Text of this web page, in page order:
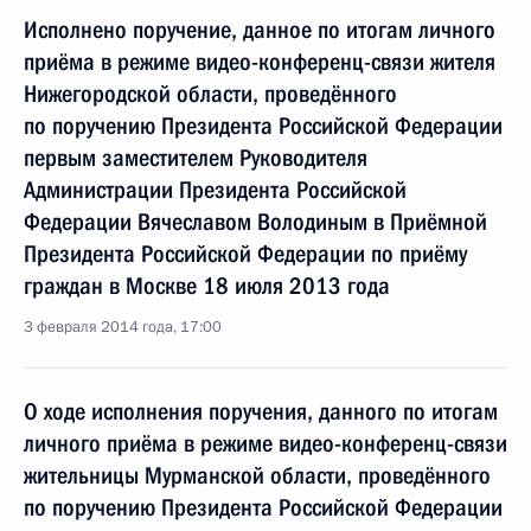
Исполнено поручение, данное по итогам личного
приёма в режиме видео-конференц-связи жителя
Нижегородской области, проведённого
по поручению Президента Российской Федерации
первым заместителем Руководителя
Администрации Президента Российской
Федерации Вячеславом Володиным в Приёмной
Президента Российской Федерации по приёму
граждан в Москве 18 июля 2013 года
3 февраля 2014 года, 17:00
О ходе исполнения поручения, данного по итогам
личного приёма в режиме видео-конференц-связи
жительницы Мурманской области, проведённого
по поручению Президента Российской Федерации